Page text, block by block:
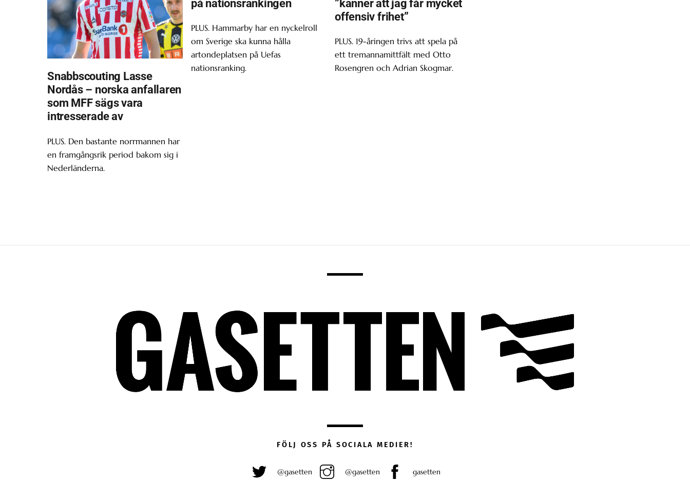
Snabbscouting Lasse
Nordås – norska anfallaren
som MFF sägs vara
intresserade av
PLUS. Den bastante norrmannen har
en framgångsrik period bakom sig i
Nederländerna.
på nationsrankingen
PLUS. Hammarby har en nyckelroll
om Sverige ska kunna hålla
artondeplatsen på Uefas
nationsranking.
”känner att jag får mycket
offensiv frihet”
PLUS. 19-åringen trivs att spela på
ett tremannamittfält med Otto
Rosengren och Adrian Skogmar.
FÖLJ OSS PÅ SOCIALA MEDIER!
@gasetten @gasetten gasetten